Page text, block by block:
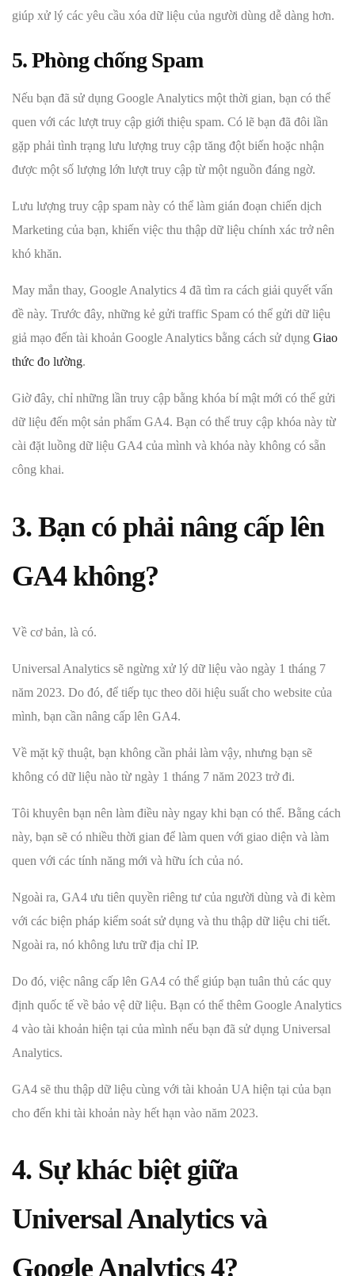
giúp xử lý các yêu cầu xóa dữ liệu của người dùng dễ dàng hơn.
5. Phòng chống Spam
Nếu bạn đã sử dụng Google Analytics một thời gian, bạn có thể
quen với các lượt truy cập giới thiệu spam. Có lẽ bạn đã đôi lần
gặp phải tình trạng lưu lượng truy cập tăng đột biến hoặc nhận
được một số lượng lớn lượt truy cập từ một nguồn đáng ngờ.
Lưu lượng truy cập spam này có thể làm gián đoạn chiến dịch
Marketing của bạn, khiến việc thu thập dữ liệu chính xác trở nên
khó khăn.
May mắn thay, Google Analytics 4 đã tìm ra cách giải quyết vấn
đề này. Trước đây, những kẻ gửi traffic Spam có thể gửi dữ liệu
giả mạo đến tài khoản Google Analytics bằng cách sử dụng Giao
thức đo lường.
Giờ đây, chỉ những lần truy cập bằng khóa bí mật mới có thể gửi
dữ liệu đến một sản phẩm GA4. Bạn có thể truy cập khóa này từ
cài đặt luồng dữ liệu GA4 của mình và khóa này không có sẵn
công khai.
3. Bạn có phải nâng cấp lên
GA4 không?
Về cơ bản, là có.
Universal Analytics sẽ ngừng xử lý dữ liệu vào ngày 1 tháng 7
năm 2023. Do đó, để tiếp tục theo dõi hiệu suất cho website của
mình, bạn cần nâng cấp lên GA4.
Về mặt kỹ thuật, bạn không cần phải làm vậy, nhưng bạn sẽ
không có dữ liệu nào từ ngày 1 tháng 7 năm 2023 trở đi.
Tôi khuyên bạn nên làm điều này ngay khi bạn có thể. Bằng cách
này, bạn sẽ có nhiều thời gian để làm quen với giao diện và làm
quen với các tính năng mới và hữu ích của nó.
Ngoài ra, GA4 ưu tiên quyền riêng tư của người dùng và đi kèm
với các biện pháp kiểm soát sử dụng và thu thập dữ liệu chi tiết.
Ngoài ra, nó không lưu trữ địa chỉ IP.
Do đó, việc nâng cấp lên GA4 có thể giúp bạn tuân thủ các quy
định quốc tế về bảo vệ dữ liệu. Bạn có thể thêm Google Analytics
4 vào tài khoản hiện tại của mình nếu bạn đã sử dụng Universal
Analytics.
GA4 sẽ thu thập dữ liệu cùng với tài khoản UA hiện tại của bạn
cho đến khi tài khoản này hết hạn vào năm 2023.
4. Sự khác biệt giữa
Universal Analytics và
Google Analytics 4?